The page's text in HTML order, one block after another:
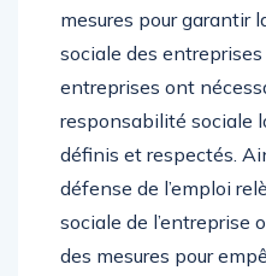
mesures pour garantir
sociale des
entreprises ont
responsabilité sociale
définis et respectés.
défense de l’emploi
sociale de l’entreprise
des mesures pour